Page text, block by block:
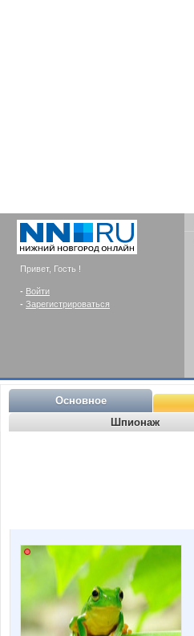
Привет, Гость !
- Войти
- Зарегистрироваться
Основное
Шпионаж